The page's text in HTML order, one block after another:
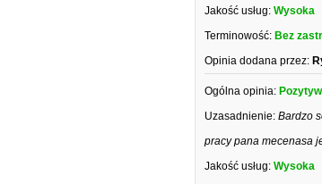
Jakość usług: Wysoka
Terminowość: Bez
Opinia dodana przez:
Ogólna opinia:
Uzasadnienie: Bardzo
pracy pana mecenasa
Jakość usług: Wysoka